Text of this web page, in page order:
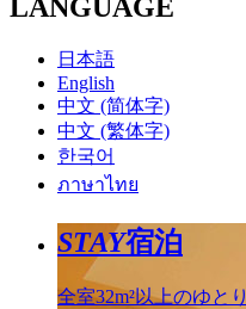
LANGUAGE
日本語
English
中文 (简体字)
中文 (繁体字)
한국어
ภาษาไทย
STAY宿泊
全室32m²以上のゆとり